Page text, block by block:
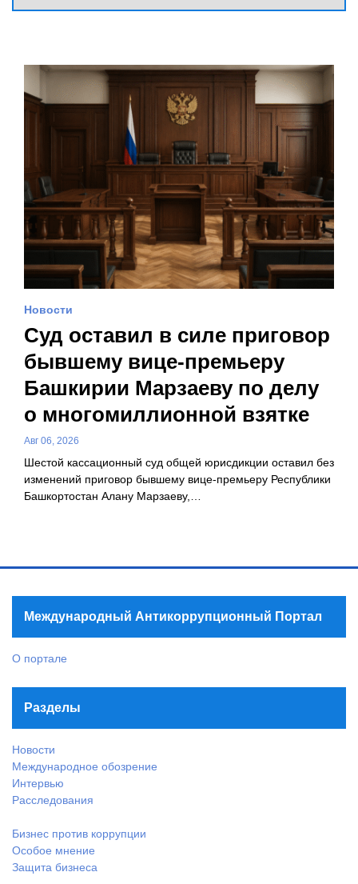
Новости
Суд оставил в силе приговор
бывшему вице-премьеру
Башкирии Марзаеву по делу
о многомиллионной взятке
Авг 06, 2026
Шестой кассационный суд общей юрисдикции оставил без
изменений приговор бывшему вице-премьеру Республики
Башкортостан Алану Марзаеву,…
Международный Антикоррупционный Портал
О портале
Разделы
Новости
Международное обозрение
Интервью
Расследования
Бизнес против коррупции
Особое мнение
Защита бизнеса